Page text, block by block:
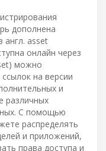
дополнена
англ. asset
онлайн через
можно
на версии
и
различных
С помощью
распределять
и приложений,
права доступа и